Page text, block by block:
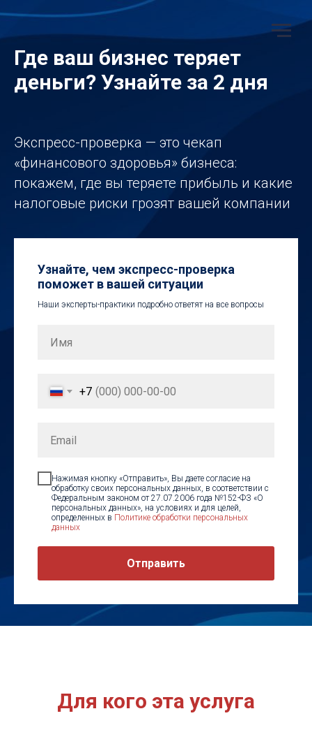
Где ваш бизнес теряет
деньги? Узнайте за 2 дня
Экспресс-проверка — это чекап
«финансового здоровья» бизнеса:
покажем, где вы теряете прибыль и какие
налоговые риски грозят вашей компании
Узнайте, чем экспресс-проверка
поможет в вашей ситуации
Наши эксперты-практики подробно ответят на все вопросы
+7
Нажимая кнопку «Отправить», Вы даете согласие на
обработку своих персональных данных, в соответствии с
Федеральным законом от 27.07.2006 года №152-ФЗ «О
персональных данных», на условиях и для целей,
определенных в Политике обработки персональных
данных
Отправить
Для кого эта услуга